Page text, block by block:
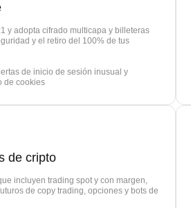
y adopta cifrado multicapa y billeteras
y el retiro del 100% de tus
de inicio de sesión inusual y
de cookies
de cripto
incluyen trading spot y con margen,
de copy trading, opciones y bots de